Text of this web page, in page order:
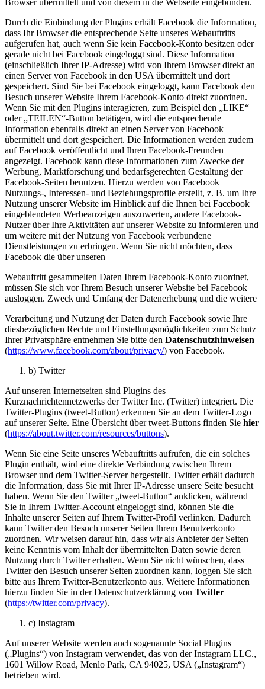
Durch die Einbindung der Plugins erhält Facebook die Information,
dass Ihr Browser die entsprechende Seite unseres Webauftritts
aufgerufen hat, auch wenn Sie kein Facebook-Konto besitzen oder
gerade nicht bei Facebook eingeloggt sind. Diese Information
(einschließlich Ihrer IP-Adresse) wird von Ihrem Browser direkt an
einen Server von Facebook in den USA übermittelt und dort
gespeichert. Sind Sie bei Facebook eingeloggt, kann Facebook den
Besuch unserer Website Ihrem Facebook-Konto direkt zuordnen.
Wenn Sie mit den Plugins interagieren, zum Beispiel den „LIKE“
oder „TEILEN“-Button betätigen, wird die entsprechende
Information ebenfalls direkt an einen Server von Facebook
übermittelt und dort gespeichert. Die Informationen werden zudem
auf Facebook veröffentlicht und Ihren Facebook-Freunden
angezeigt. Facebook kann diese Informationen zum Zwecke der
Werbung, Marktforschung und bedarfsgerechten Gestaltung der
Facebook-Seiten benutzen. Hierzu werden von Facebook
Nutzungs-, Interessen- und Beziehungsprofile erstellt, z. B. um Ihre
Nutzung unserer Website im Hinblick auf die Ihnen bei Facebook
eingeblendeten Werbeanzeigen auszuwerten, andere Facebook-
Nutzer über Ihre Aktivitäten auf unserer Website zu informieren und
um weitere mit der Nutzung von Facebook verbundene
Dienstleistungen zu erbringen. Wenn Sie nicht möchten, dass
Facebook die über unseren
Webauftritt gesammelten Daten Ihrem Facebook-Konto zuordnet,
müssen Sie sich vor Ihrem Besuch unserer Website bei Facebook
ausloggen. Zweck und Umfang der Datenerhebung und die weitere
Verarbeitung und Nutzung der Daten durch Facebook sowie Ihre
diesbezüglichen Rechte und Einstellungsmöglichkeiten zum Schutz
Ihrer Privatsphäre entnehmen Sie bitte den Datenschutzhinweisen
(https://www.facebook.com/about/privacy/) von Facebook.
b) Twitter
Auf unseren Internetseiten sind Plugins des
Kurznachrichtennetzwerks der Twitter Inc. (Twitter) integriert. Die
Twitter-Plugins (tweet-Button) erkennen Sie an dem Twitter-Logo
auf unserer Seite. Eine Übersicht über tweet-Buttons finden Sie hier
(https://about.twitter.com/resources/buttons).
Wenn Sie eine Seite unseres Webauftritts aufrufen, die ein solches
Plugin enthält, wird eine direkte Verbindung zwischen Ihrem
Browser und dem Twitter-Server hergestellt. Twitter erhält dadurch
die Information, dass Sie mit Ihrer IP-Adresse unsere Seite besucht
haben. Wenn Sie den Twitter „tweet-Button“ anklicken, während
Sie in Ihrem Twitter-Account eingeloggt sind, können Sie die
Inhalte unserer Seiten auf Ihrem Twitter-Profil verlinken. Dadurch
kann Twitter den Besuch unserer Seiten Ihrem Benutzerkonto
zuordnen. Wir weisen darauf hin, dass wir als Anbieter der Seiten
keine Kenntnis vom Inhalt der übermittelten Daten sowie deren
Nutzung durch Twitter erhalten. Wenn Sie nicht wünschen, dass
Twitter den Besuch unserer Seiten zuordnen kann, loggen Sie sich
bitte aus Ihrem Twitter-Benutzerkonto aus. Weitere Informationen
hierzu finden Sie in der Datenschutzerklärung von Twitter
(https://twitter.com/privacy).
c) Instagram
Auf unserer Website werden auch sogenannte Social Plugins
(„Plugins“) von Instagram verwendet, das von der Instagram LLC.,
1601 Willow Road, Menlo Park, CA 94025, USA („Instagram“)
betrieben wird.